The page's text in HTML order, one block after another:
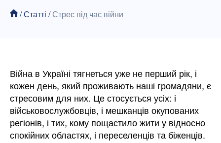
/Статті /Стрес під час війни
Війна в Україні тягнеться уже не перший рік, і
кожен день, який проживають наші громадяни, є
стресовим для них. Це стосується усіх: і
військовослужбовців, і мешканців окупованих
регіонів, і тих, кому пощастило жити у відносно
спокійних областях, і переселенців та біженців.